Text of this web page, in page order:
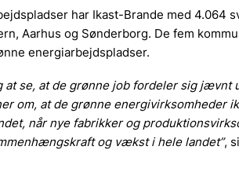
har Ikast-Brande med 4.064
Aarhus og Sønderborg. De fem
energiarbejdspladser.
at se, at de grønne job fordeler sig
om, at de grønne energivirksomheder
når nye fabrikker og
og vækst i hele landet”,